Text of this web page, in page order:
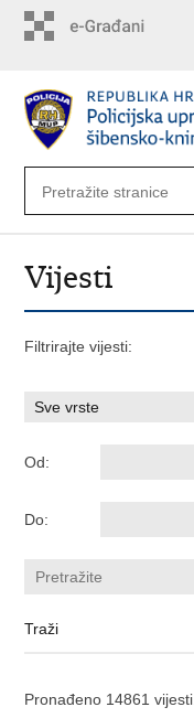
Vijesti
Filtrirajte vijesti:
Od:
Do:
Pronađeno 14861 vijesti.